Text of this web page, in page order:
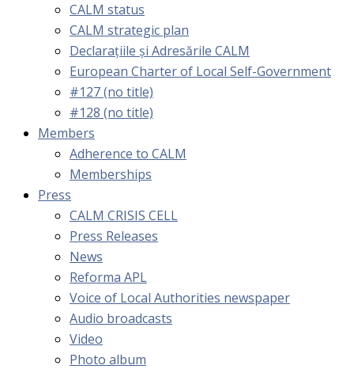
CALM status
CALM strategic plan
Declarațiile și Adresările CALM
European Charter of Local Self-Government
#127 (no title)
#128 (no title)
Members
Adherence to CALM
Memberships
Press
CALM CRISIS CELL
Press Releases
News
Reforma APL
Voice of Local Authorities newspaper
Audio broadcasts
Video
Photo album